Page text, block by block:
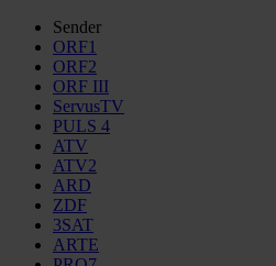
Sender
ORF1
ORF2
ORF III
ServusTV
PULS 4
ATV
ATV2
ARD
ZDF
3SAT
ARTE